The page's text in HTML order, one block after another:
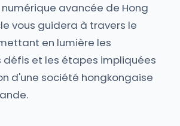
avancée de Hong
vous guidera à travers le
en lumière les
défis et les étapes impliquées
d'une société hongkongaise